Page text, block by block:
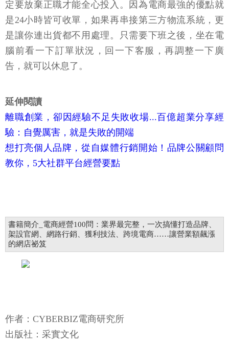
定要放棄正職才能全心投入。因為電商最強的優點就
是24小時皆可收單，如果再串接第三方物流系統，更
是讓你連出貨都不用處理。只需要下班之後，坐在電
腦前看一下訂單狀況，回一下客服，再調整一下廣
告，就可以休息了。
延伸閱讀
離職創業，卻因經驗不足失敗收場...百億超業分享經
驗：自覺厲害，就是失敗的開端
想打亮個人品牌，從自媒體行銷開始！品牌公關顧問
教你，5大社群平台經營要點
書籍簡介_電商經營100問：業界最完整，一次搞懂打造品牌、
架設官網、網路行銷、獲利技法、跨境電商……讓營業額飆漲
的網店祕笈
作者：CYBERBIZ電商研究所
出版社：采實文化